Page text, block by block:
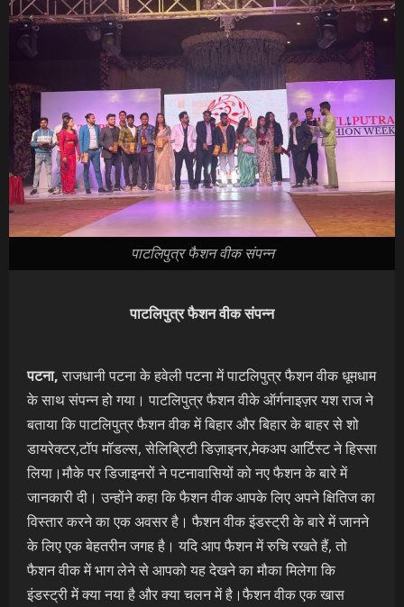
पाटलिपुत्र फैशन वीक संपन्न
पाटलिपुत्र फैशन वीक संपन्न
पटना, राजधानी पटना के हवेली पटना में पाटलिपुत्र फैशन वीक धूमधाम
के साथ संपन्न हो गया। पाटलिपुत्र फैशन वीके ऑर्गनाइज़र यश राज ने
बताया कि पाटलिपुत्र फैशन वीक में बिहार और बिहार के बाहर से शो
डायरेक्टर,टॉप मॉडल्स, सेलिब्रिटी डिज़ाइनर,मेकअप आर्टिस्ट ने हिस्सा
लिया।मौके पर डिजाइनरों ने पटनावासियों को नए फैशन के बारे में
जानकारी दी। उन्होंने कहा कि फैशन वीक आपके लिए अपने क्षितिज का
विस्तार करने का एक अवसर है। फैशन वीक इंडस्ट्री के बारे में जानने
के लिए एक बेहतरीन जगह है। यदि आप फैशन में रुचि रखते हैं, तो
फैशन वीक में भाग लेने से आपको यह देखने का मौका मिलेगा कि
इंडस्ट्री में क्या नया है और क्या चलन में है।फैशन वीक एक खास